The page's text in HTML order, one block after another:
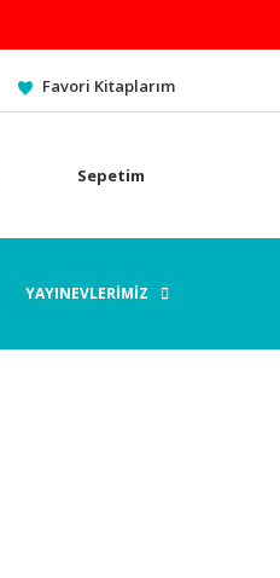
Favori Kitaplarım
Sepetim
YAYINEVLERİMİZ